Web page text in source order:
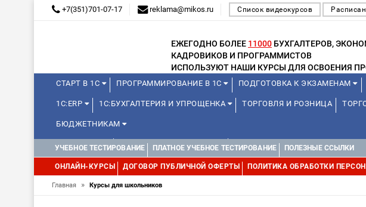
+7(351)701-07-17 reklama@mikos.ru Список видеокурсов
ЕЖЕГОДНО БОЛЕЕ 11000 БУХГАЛТЕРОВ,
КАДРОВИКОВ И ПРОГРАММИСТОВ
ИСПОЛЬЗУЮТ НАШИ КУРСЫ ДЛЯ ОСВОЕНИЯ
СТАРТ В 1С ПРОГРАММИРОВАНИЕ В 1С ПОДГОТОВКА К ЭКЗАМЕНАМ
1С:ERP 1С:БУХГАЛТЕРИЯ И УПРОЩЕНКА ТОРГОВЛЯ И РОЗНИЦА
БЮДЖЕТНИКАМ
МИНИ-КУРСЫ КУРСЫ ДЛЯ ШКОЛЬНИКОВ КУРСЫ ДЛЯ ПРЕПОДАВАТЕЛЕЙ
УПРАВЛЕНИЕ ПРОЕКТАМИ УПРАВЛЕНЦАМ МИНИ-КУРСЫ
УЧЕБНОЕ ТЕСТИРОВАНИЕ ПЛАТНОЕ УЧЕБНОЕ ТЕСТИРОВАНИЕ ПОЛЕЗНЫЕ ССЫЛКИ
ОНЛАЙН-КУРСЫ ДОГОВОР ПУБЛИЧНОЙ ОФЕРТЫ ПОЛИТИКА ОБРАБОТКИ
Главная » Курсы для школьников